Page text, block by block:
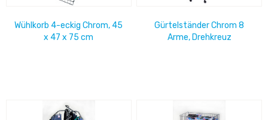
Wühlkorb 4-eckig Chrom, 45
x 47 x 75 cm
Gürtelständer Chrom 8
Arme, Drehkreuz